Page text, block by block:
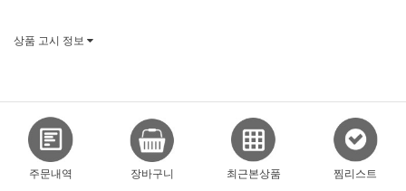
상품 고시 정보
주문내역 장바구니 최근본상품 찜리스트